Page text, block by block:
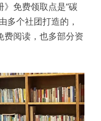
免费领取点是“碳
多个社团打造的，
费阅读，也多部分资